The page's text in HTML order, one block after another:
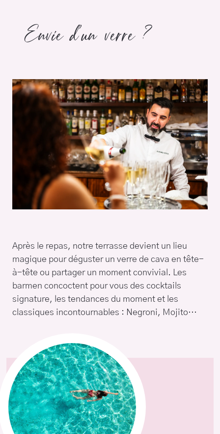
Envie d’un verre ?
Après le repas, notre terrasse devient un lieu
magique pour déguster un verre de cava en tête-
à-tête ou partager un moment convivial. Les
barmen concoctent pour vous des cocktails
signature, les tendances du moment et les
classiques incontournables : Negroni, Mojito…